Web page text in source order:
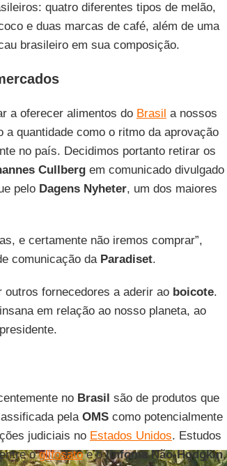
quatro diferentes tipos de melão,
e duas marcas de café, além de uma
brasileiro em sua composição.
a oferecer alimentos do Brasil a nossos
quantidade como o ritmo da aprovação
no país. Decidimos portanto retirar os
Cullbergem comunicado divulgado
pelo Dagens Nyheter, um dos maiores
e certamente não iremos comprar”,
comunicação da Paradiset.
fornecedores a aderir ao boicote.
em relação ao nosso planeta, ao
no Brasil são de produtos que
pela OMScomo potencialmente
judiciais no Estados Unidos. Estudos
oglifosatoe olinfoma Não-Hodgkin,